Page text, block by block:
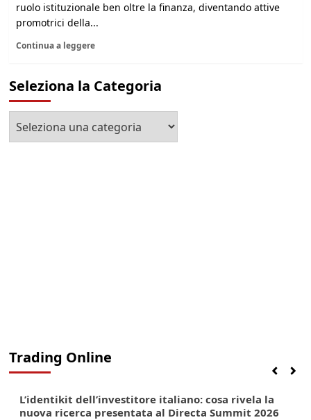
ruolo istituzionale ben oltre la finanza, diventando attive
promotrici della...
Continua a leggere
Seleziona la Categoria
la
Trading Online
L’identikit dell’investitore italiano: cosa rivela la
nuova ricerca presentata al Directa Summit 2026